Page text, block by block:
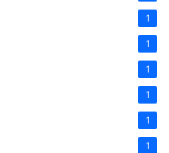
1
1
1
1
1
1